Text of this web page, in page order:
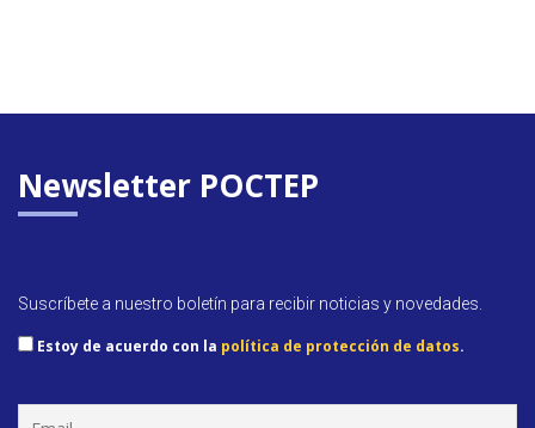
Newsletter POCTEP
Suscríbete a nuestro boletín para recibir noticias y novedades.
Estoy de acuerdo con la política de protección de datos.